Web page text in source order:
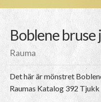
Boblene bruse
Rauma
Det här är mönstret
Raumas Katalog 392